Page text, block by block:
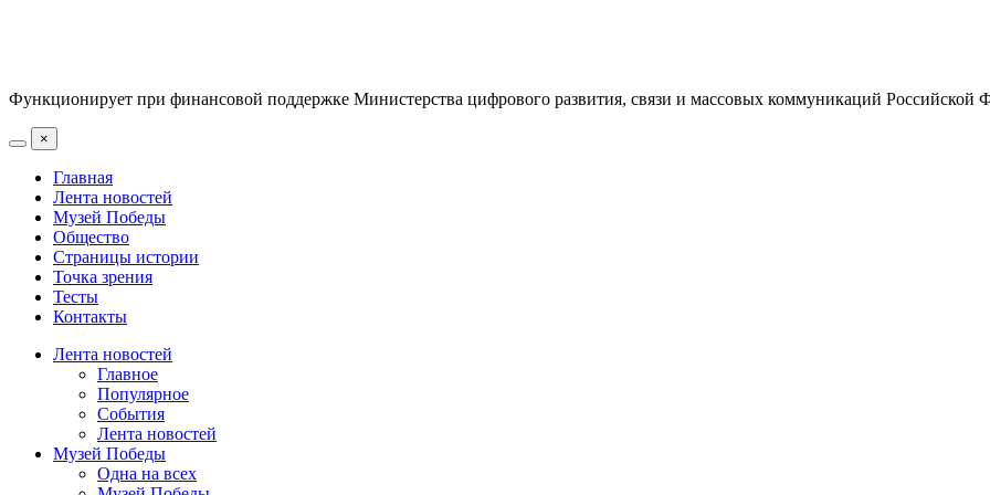
Функционирует при финансовой поддержке Министерства цифрового развития, связи и массовых коммуникаций Российской
×
Главная
Лента новостей
Музей Победы
Общество
Страницы истории
Точка зрения
Тесты
Контакты
Лента новостей
Главное
Популярное
События
Лента новостей
Музей Победы
Одна на всех